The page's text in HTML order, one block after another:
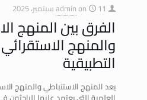
adminon 11 سبتمبر، 2025
الفرق بين المنهج
والمنهج
التطبيقية
يعد المنهج الاستنباطي والمنهج